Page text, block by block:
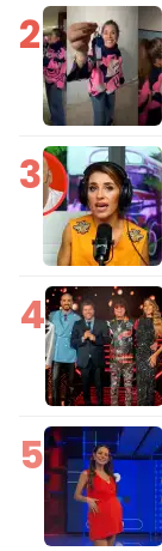
2
3
4
5